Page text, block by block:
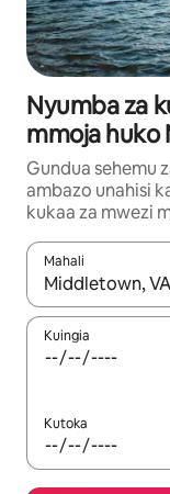
Nyumba za
mmoja
Gundua sehemu
ambazo unahisi
kukaa za mwezi
Mahali
Wakati matokeo
Kuingia
Kutoka